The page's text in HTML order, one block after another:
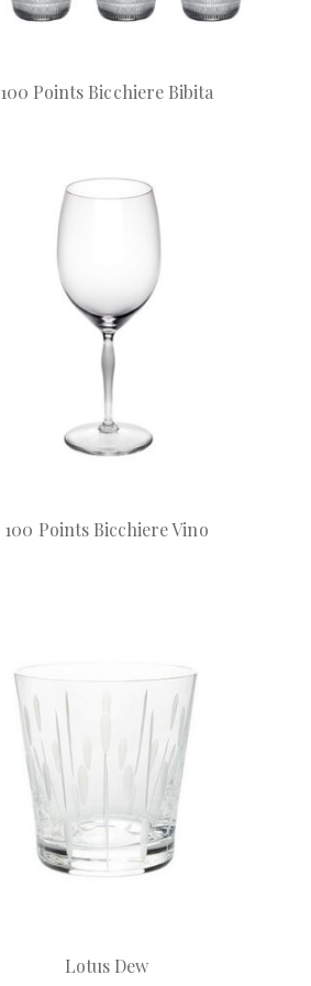
100 Points Bicchiere Bibita
100 Points Bicchiere Vino
Lotus Dew